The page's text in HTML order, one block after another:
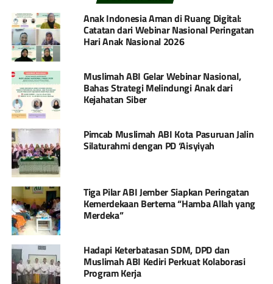
Anak Indonesia Aman di Ruang Digital:
Catatan dari Webinar Nasional Peringatan
Hari Anak Nasional 2026
Muslimah ABI Gelar Webinar Nasional,
Bahas Strategi Melindungi Anak dari
Kejahatan Siber
Pimcab Muslimah ABI Kota Pasuruan Jalin
Silaturahmi dengan PD ‘Aisyiyah
Tiga Pilar ABI Jember Siapkan Peringatan
Kemerdekaan Bertema “Hamba Allah yang
Merdeka”
Hadapi Keterbatasan SDM, DPD dan
Muslimah ABI Kediri Perkuat Kolaborasi
Program Kerja